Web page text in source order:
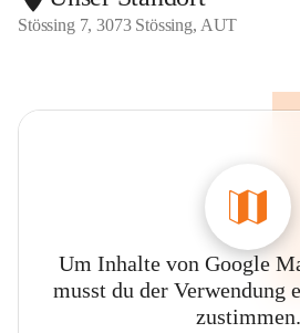
Stössing 7, 3073 Stössing, AUT
Um Inhalte von Google
musst du der Verwendung
zustimmen.